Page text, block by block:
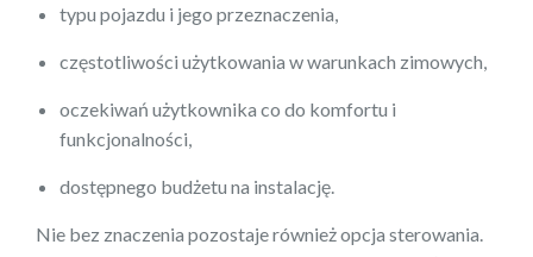
typu pojazdu i jego przeznaczenia,
częstotliwości użytkowania w warunkach zimowych,
oczekiwań użytkownika co do komfortu i
funkcjonalności,
dostępnego budżetu na instalację.
Nie bez znaczenia pozostaje również opcja sterowania.